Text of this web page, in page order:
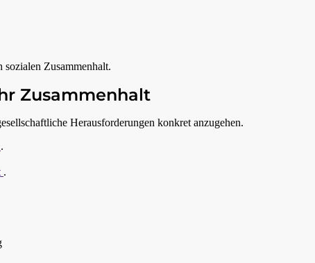
sozialen Zusammenhalt.
Zusammenhalt
Herausforderungen konkret anzugehen.
.
.